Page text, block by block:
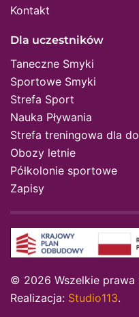
Kontakt
Dla uczestników
Taneczne Smyki
Sportowe Smyki
Strefa Sport
Nauka Pływania
Strefa treningowa dla
Obozy letnie
Półkolonie sportowe
Zapisy
© 2026 Wszelkie prawa
Realizacja: Studio113.